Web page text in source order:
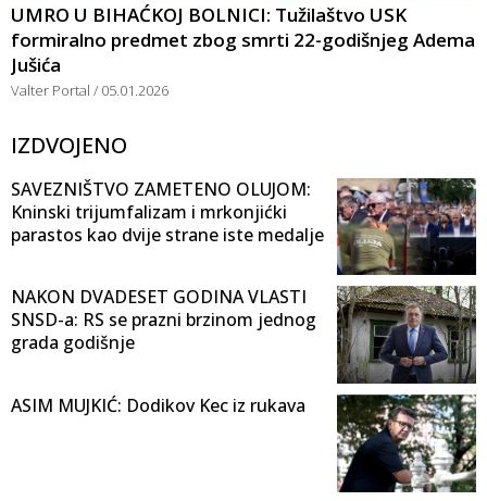
UMRO U BIHAĆKOJ BOLNICI: Tužilaštvo USK
formiralno predmet zbog smrti 22-godišnjeg Adema
Jušića
Valter Portal 05.01.2026
IZDVOJENO
SAVEZNIŠTVO ZAMETENO OLUJOM:
Kninski trijumfalizam i mrkonjićki
parastos kao dvije strane iste medalje
NAKON DVADESET GODINA VLASTI
SNSD-a: RS se prazni brzinom jednog
grada godišnje
ASIM MUJKIĆ: Dodikov Kec iz rukava